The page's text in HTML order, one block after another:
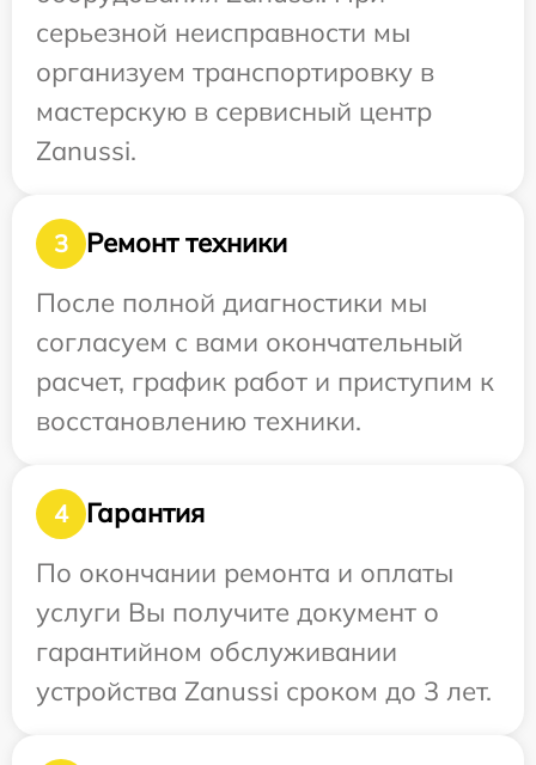
серьезной неисправности мы
организуем транспортировку в
мастерскую в сервисный центр
Zanussi.
3
Ремонт техники
После полной диагностики мы
согласуем с вами окончательный
расчет, график работ и приступим к
восстановлению техники.
4
Гарантия
По окончании ремонта и оплаты
услуги Вы получите документ о
гарантийном обслуживании
устройства Zanussi сроком до 3 лет.